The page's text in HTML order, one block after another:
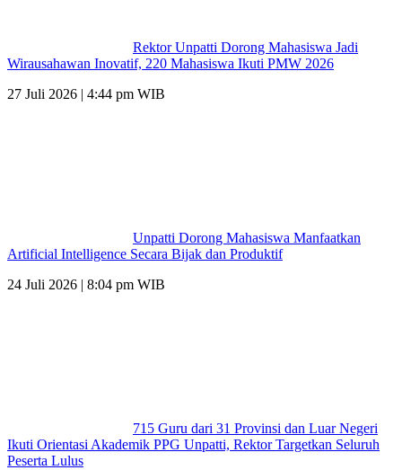
Rektor Unpatti Dorong Mahasiswa Jadi
Wirausahawan Inovatif, 220 Mahasiswa Ikuti PMW 2026
27 Juli 2026 | 4:44 pm WIB
Unpatti Dorong Mahasiswa Manfaatkan
Artificial Intelligence Secara Bijak dan Produktif
24 Juli 2026 | 8:04 pm WIB
715 Guru dari 31 Provinsi dan Luar Negeri
Ikuti Orientasi Akademik PPG Unpatti, Rektor Targetkan Seluruh
Peserta Lulus